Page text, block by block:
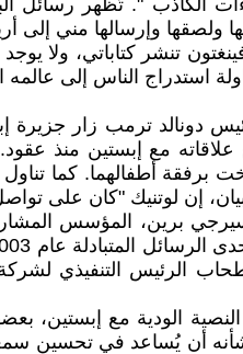
". تُظهر رسائل
وإرسالها مني إلى
تنشر كتاباتي، ولا
الناس إلى
دونالد ترمب زار
مع إبستين منذ
للوصول على متن يخت برفقة
سيرجي برين، المؤسس
الرئيس التنفيذي